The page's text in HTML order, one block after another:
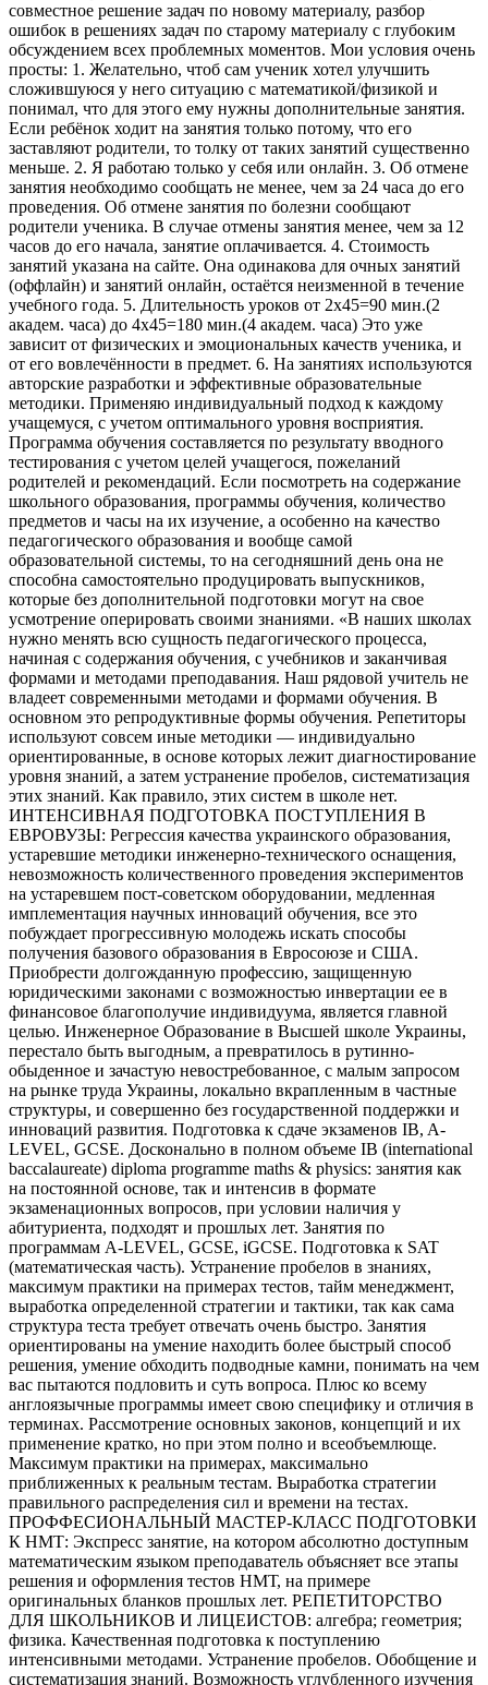
совместное решение задач по новому материалу, разбор
ошибок в решениях задач по старому материалу с глубоким
обсуждением всех проблемных моментов. Мои условия очень
просты: 1. Желательно, чтоб сам ученик хотел улучшить
сложившуюся у него ситуацию с математикой/физикой и
понимал, что для этого ему нужны дополнительные занятия.
Если ребёнок ходит на занятия только потому, что его
заставляют родители, то толку от таких занятий существенно
меньше. 2. Я работаю только у себя или онлайн. 3. Об отмене
занятия необходимо сообщать не менее, чем за 24 часа до его
проведения. Об отмене занятия по болезни сообщают
родители ученика. В случае отмены занятия менее, чем за 12
часов до его начала, занятие оплачивается. 4. Стоимость
занятий указана на сайте. Она одинакова для очных занятий
(оффлайн) и занятий онлайн, остаётся неизменной в течение
учебного года. 5. Длительность уроков от 2x45=90 мин.(2
академ. часа) до 4x45=180 мин.(4 академ. часа) Это уже
зависит от физических и эмоциональных качеств ученика, и
от его вовлечённости в предмет. 6. На занятиях используются
авторские разработки и эффективные образовательные
методики. Применяю индивидуальный подход к каждому
учащемуся, с учетом оптимального уровня восприятия.
Программа обучения составляется по результату вводного
тестирования с учетом целей учащегося, пожеланий
родителей и рекомендаций. Если посмотреть на содержание
школьного образования, программы обучения, количество
предметов и часы на их изучение, а особенно на качество
педагогического образования и вообще самой
образовательной системы, то на сегодняшний день она не
способна самостоятельно продуцировать выпускников,
которые без дополнительной подготовки могут на свое
усмотрение оперировать своими знаниями. «В наших школах
нужно менять всю сущность педагогического процесса,
начиная с содержания обучения, с учебников и заканчивая
формами и методами преподавания. Наш рядовой учитель не
владеет современными методами и формами обучения. В
основном это репродуктивные формы обучения. Репетиторы
используют совсем иные методики — индивидуально
ориентированные, в основе которых лежит диагностирование
уровня знаний, а затем устранение пробелов, систематизация
этих знаний. Как правило, этих систем в школе нет.
ИНТЕНСИВНАЯ ПОДГОТОВКА ПОСТУПЛЕНИЯ В
ЕВРОВУЗЫ: Регрессия качества украинского образования,
устаревшие методики инженерно-технического оснащения,
невозможность количественного проведения экспериментов
на устаревшем пост-советском оборудовании, медленная
имплементация научных инноваций обучения, все это
побуждает прогрессивную молодежь искать способы
получения базового образования в Евросоюзе и США.
Приобрести долгожданную профессию, защищенную
юридическими законами с возможностью инвертации ее в
финансовое благополучие индивидуума, является главной
целью. Инженерное Образование в Высшей школе Украины,
перестало быть выгодным, а превратилось в рутинно-
обыденное и зачастую невостребованное, с малым запросом
на рынке труда Украины, локально вкрапленным в частные
структуры, и совершенно без государственной поддержки и
инноваций развития. Подготовка к сдаче экзаменов IB, A-
LEVEL, GCSE. Досконально в полном объеме IB (international
baccalaureate) diploma programme maths & physics: занятия как
на постоянной основе, так и интенсив в формате
экзаменационных вопросов, при условии наличия у
абитуриента, подходят и прошлых лет. Занятия по
программам A-LEVEL, GCSE, iGCSE. Подготовка к SAT
(математическая часть). Устранение пробелов в знаниях,
максимум практики на примерах тестов, тайм менеджмент,
выработка определенной стратегии и тактики, так как сама
структура теста требует отвечать очень быстро. Занятия
ориентированы на умение находить более быстрый способ
решения, умение обходить подводные камни, понимать на чем
вас пытаются подловить и суть вопроса. Плюс ко всему
англоязычные программы имеет свою специфику и отличия в
терминах. Рассмотрение основных законов, концепций и их
применение кратко, но при этом полно и всеобъемлюще.
Максимум практики на примерах, максимально
приближенных к реальным тестам. Выработка стратегии
правильного распределения сил и времени на тестах.
ПРОФФЕСИОНАЛЬНЫЙ МАСТЕР-КЛАСС ПОДГОТОВКИ
К НМТ: Экспресс занятие, на котором абсолютно доступным
математическим языком преподаватель объясняет все этапы
решения и оформления тестов НМТ, на примере
оригинальных бланков прошлых лет. РЕПЕТИТОРСТВО
ДЛЯ ШКОЛЬНИКОВ И ЛИЦЕИСТОВ: алгебра; геометрия;
физика. Качественная подготовка к поступлению
интенсивными методами. Устранение пробелов. Обобщение и
систематизация знаний. Возможность углубленного изучения